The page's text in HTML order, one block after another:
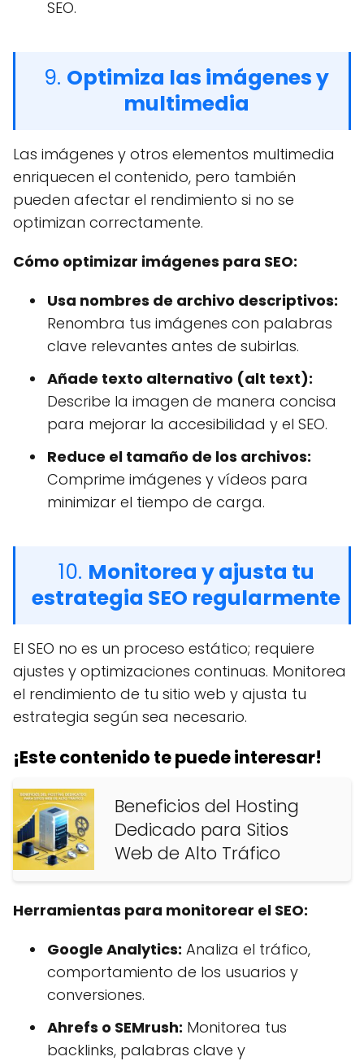
SEO.
9. Optimiza las imágenes y
multimedia
Las imágenes y otros elementos multimedia
enriquecen el contenido, pero también
pueden afectar el rendimiento si no se
optimizan correctamente.
Cómo optimizar imágenes para SEO:
Usa nombres de archivo descriptivos:
Renombra tus imágenes con palabras
clave relevantes antes de subirlas.
Añade texto alternativo (alt text):
Describe la imagen de manera concisa
para mejorar la accesibilidad y el SEO.
Reduce el tamaño de los archivos:
Comprime imágenes y vídeos para
minimizar el tiempo de carga.
10. Monitorea y ajusta tu
estrategia SEO regularmente
El SEO no es un proceso estático; requiere
ajustes y optimizaciones continuas. Monitorea
el rendimiento de tu sitio web y ajusta tu
estrategia según sea necesario.
¡Este contenido te puede interesar!
Beneficios del Hosting
Dedicado para Sitios
Web de Alto Tráfico
Herramientas para monitorear el SEO:
Google Analytics: Analiza el tráfico,
comportamiento de los usuarios y
conversiones.
Ahrefs o SEMrush: Monitorea tus
backlinks, palabras clave y